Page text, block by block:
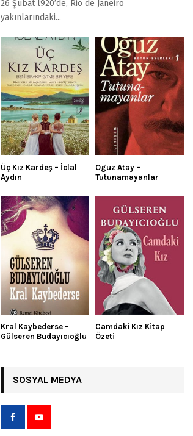
26 Şubat l920’de, Rio de Janeiro
yakınlarındaki...
Üç Kız Kardeş – İclal
Aydın
Oguz Atay –
Tutunamayanlar
Kral Kaybederse –
Gülseren Budayıcıoğlu
Camdaki Kız Kitap
Özeti
SOSYAL MEDYA